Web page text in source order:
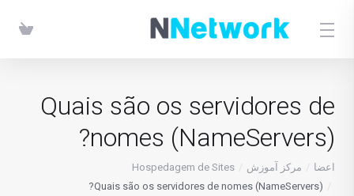
Quais são os servidores de
nomes (NameServers)?
اعضا مرکز آموزش
Hospedagem de Sites
Quais são os servidores de nomes (NameServers)?